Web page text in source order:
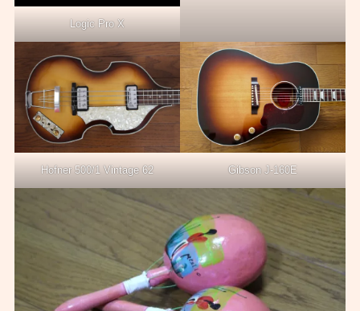
Logic Pro X
Hofner 500/1 Vintage 62 Gibson J-160E